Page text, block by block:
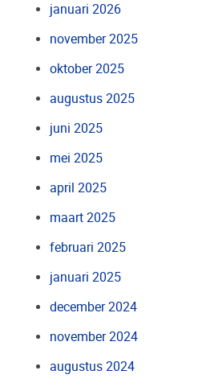
januari 2026
november 2025
oktober 2025
augustus 2025
juni 2025
mei 2025
april 2025
maart 2025
februari 2025
januari 2025
december 2024
november 2024
augustus 2024